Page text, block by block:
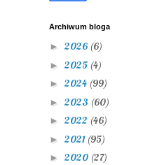
Archiwum bloga
► 2026 (6)
► 2025 (4)
► 2024 (99)
► 2023 (60)
► 2022 (46)
► 2021 (95)
► 2020 (27)